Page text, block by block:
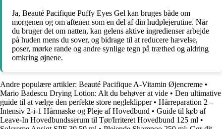
Ja, Beauté Pacifique Puffy Eyes Gel kan bruges både om
morgenen og om aftenen som en del af din hudplejerutine. Når
du bruger det om natten, kan gelens aktive ingredienser arbejde
på huden mens du sover, og bidrage til at reducere hævelse,
poser, mørke rande og andre synlige tegn på træthed og aldring
omkring øjnene.
Andre populære artikler: Beauté Pacifique A-Vitamin Øjencreme •
Mario Badescu Drying Lotion: Alt du behøver at vide • Den ultimative
guide til at vælge den perfekte store negleklipper• Hårreparation 2 –
Intensiv 2-i-1 Hårmaske og Pleje af Hovedbund • Guide til køb af
Leave-In Hovedbundsserum til Tør/Irriteret Hovedbund 125 ml •